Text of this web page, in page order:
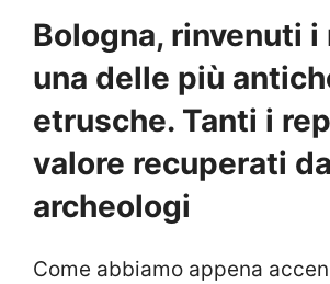
Bologna, rinvenuti i
una delle più
etrusche. Tanti i
valore recuperati
archeologi
Come abbiamo appena